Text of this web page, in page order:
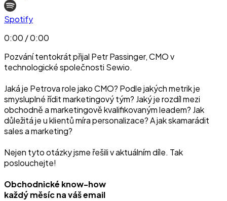
Spotify
0:00 / 0:00
Pozvání tentokrát přijal Petr Passinger, CMO v
technologické společnosti Sewio.
Jaká je Petrova role jako CMO? Podle jakých metrik je
smysluplné řídit marketingový tým? Jaký je rozdíl mezi
obchodně a marketingově kvalifikovaným leadem? Jak
důležitá je u klientů míra personalizace? A jak skamarádit
sales a marketing?
Nejen tyto otázky jsme řešili v aktuálním díle. Tak
poslouchejte!
Obchodnické know-how
každý měsíc na váš email